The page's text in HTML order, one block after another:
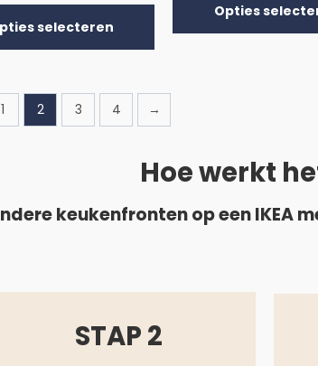
selecteren
Opties
1 2 3 4 →
Hoe werkt
keukenfronten op een IKEA
STAP 2